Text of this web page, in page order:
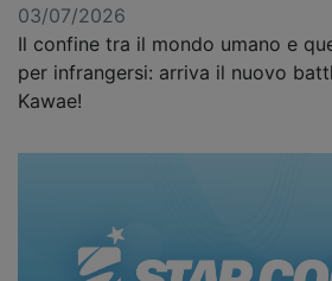
03/07/2026
Il confine tra il mondo umano e
per infrangersi: arriva il nuovo
Kawae!